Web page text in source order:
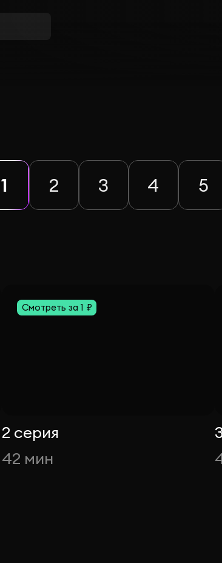
1 2 3 4 5
Смотреть за 1 ₽
2 серия
42 мин